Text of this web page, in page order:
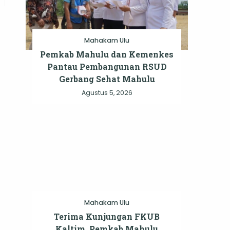
Mahakam Ulu
Pemkab Mahulu dan Kemenkes
Pantau Pembangunan RSUD
Gerbang Sehat Mahulu
Agustus 5, 2026
Mahakam Ulu
Terima Kunjungan FKUB